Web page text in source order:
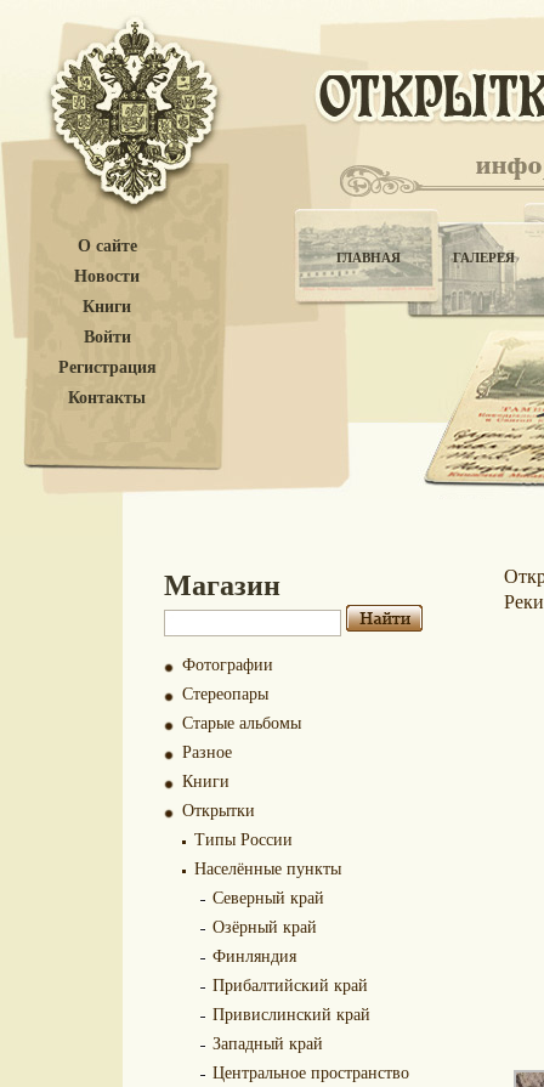
О сайте
Новости
Книги
Войти
Регистрация
Контакты
ГЛАВНАЯ ГАЛЕРЕЯ
Магазин
Фотографии
Стереопары
Старые альбомы
Разное
Книги
Открытки
Типы России
Населённые пункты
Северный край
Озёрный край
Финляндия
Прибалтийский край
Привислинский край
Западный край
Центральное пространство